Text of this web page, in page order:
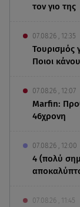
τον γιο της
07.08.26 , 12:35
Τουρισμός
Ποιοι
07.08.26 , 12:07
Marfin:
46χρονη
07.08.26 , 12:00
4 (πολύ
07.08.26 , 11:45